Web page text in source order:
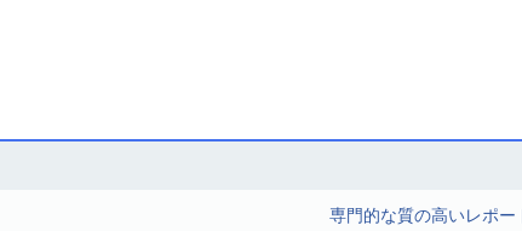
専門的な質の高いレポー